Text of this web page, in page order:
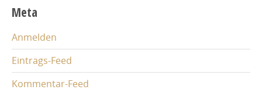
Meta
Anmelden
Eintrags-Feed
Kommentar-Feed